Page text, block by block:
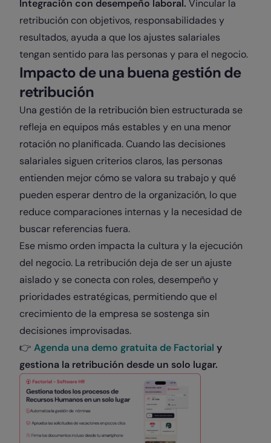
Integración con desempeño laboral. Vincular la
retribución con objetivos, responsabilidades y
resultados, ayuda a que los ajustes salariales
tengan sentido para las personas y para el negocio.
Impacto de una buena gestión de
retribución
Una gestión de la retribución bien estructurada se
refleja en equipos más estables y en una menor
rotación no planificada. Cuando las decisiones
salariales siguen criterios claros, las personas
entienden mejor cómo se valora su trabajo y qué
pueden esperar dentro de la organización, lo que
reduce comparaciones internas y la necesidad de
buscar referencias fuera.
Ese mismo orden impacta la cultura y la ejecución
del negocio. La retribución deja de ser un ajuste
aislado y se conecta con roles, desempeño y
prioridades estratégicas, permitiendo que el
crecimiento de la empresa se sostenga sin
decisiones improvisadas.
👉 Agenda una demo gratuita de Factorial y
gestiona la retribución desde un solo lugar.